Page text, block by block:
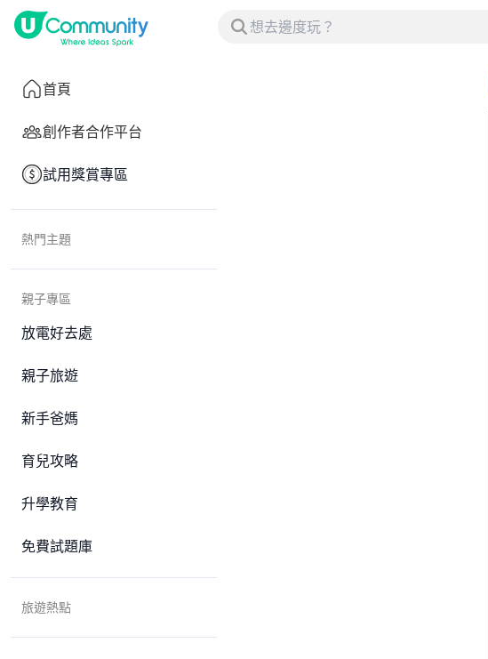
首頁
創作者合作平台
試用獎賞專區
熱門主題
親子專區
放電好去處
親子旅遊
新手爸媽
育兒攻略
升學教育
免費試題庫
旅遊熱點